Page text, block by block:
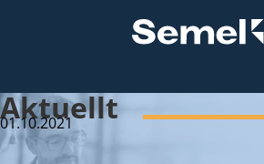
Aktuellt
01.10.2021